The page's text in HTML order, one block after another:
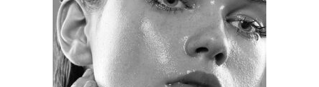
COMPRAR EL PRODUCTO